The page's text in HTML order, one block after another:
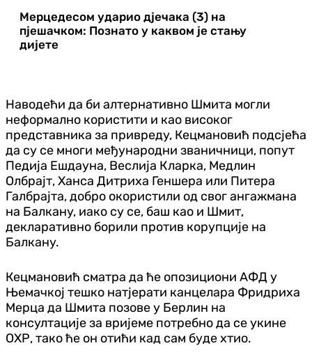
Мерцедесом ударио дјечака (3) на
пјешачком: Познато у каквом је стању
дијете
Наводећи да би алтернативно Шмита могли
неформално користити и као високог
представника за привреду, Кецмановић подсјећа
да су се многи међународни званичници, попут
Педија Ешдауна, Веслија Кларка, Медлин
Олбрајт, Ханса Дитриха Геншера или Питера
Галбрајта, добро окористили од свог ангажмана
на Балкану, иако су се, баш као и Шмит,
декларативно борили против корупције на
Балкану.
Кецмановић сматра да ће опозициони АФД у
Њемачкој тешко натјерати канцелара Фридриха
Мерца да Шмита позове у Берлин на
консултације за вријеме потребно да се укине
ОХР, тако ће он отићи кад сам буде хтио.